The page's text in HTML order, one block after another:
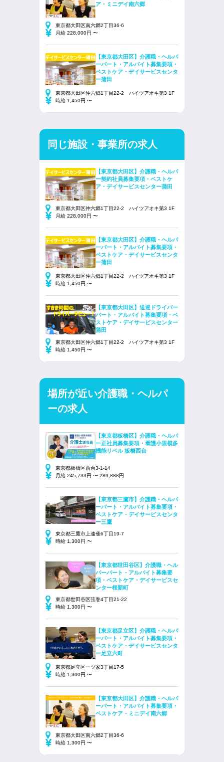
ア・ミニデイ南六郷
東京都大田区南六郷2丁目36-6
月給 228,000円 〜
【東京都大田区】介護職・ヘルパ
ーパート・アルバイト募集要項・
ベストケア・デイサービスセンタ
ー蒲田
東京都大田区仲六郷1丁目22-2 ハイツアオキ第3 1F
時給 1,450円 〜
同じ施設・事業所の求人
【東京都大田区】介護職・ヘルパ
ー契約社員募集要項・ベストケ
ア・デイサービスセンター蒲田
東京都大田区仲六郷1丁目22-2 ハイツアオキ第3 1F
月給 228,000円 〜
【東京都大田区】介護職・ヘルパ
ーパート・アルバイト募集要項・
ベストケア・デイサービスセンタ
ー蒲田
東京都大田区仲六郷1丁目22-2 ハイツアオキ第3 1F
時給 1,450円 〜
【東京都大田区】送迎ドライバー
パート・アルバイト募集要項・ベ
ストケア・デイサービスセンター
蒲田
東京都大田区仲六郷1丁目22-2 ハイツアオキ第3 1F
時給 1,450円 〜
場所が近い介護職・ヘルパ
ーの求人
【東京都板橋区】介護職・ヘルパ
ー正社員募集要項・看護小規模多
機能リベル 板橋西台
東京都板橋区西台3-1-14
月給 245,733円 〜 289,888円
【東京都三鷹市】介護職・ヘルパ
ーパート・アルバイト募集要項・
ベストケア・デイサービスセンタ
ー三鷹
東京都三鷹市上連雀6丁目19-7
時給 1,300円 〜
【東京都世田谷区】介護職・ヘル
パーパート・アルバイト募集要
項・ベストケア・デイサービスセ
ンター桜新町
東京都世田谷区弦巻4丁目21-22
時給 1,300円 〜
【東京都足立区】介護職・ヘルパ
ーパート・アルバイト募集要項・
ベストケア・デイサービスセンタ
ー足立六町
東京都足立区一ツ家3丁目17-5
時給 1,300円 〜
【東京都大田区】介護職・ヘルパ
ーパート・アルバイト募集要項・
ベストケア・ミニデイ南六郷
東京都大田区南六郷2丁目36-6
時給 1,300円 〜